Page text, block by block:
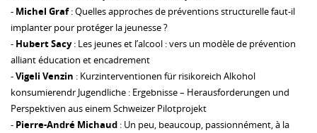
- Michel Graf: Quelles approches de préventions structurelle faut-il
implanter pour protéger la jeunesse ?
- Hubert Sacy: Les jeunes et l’alcool : vers un modèle de prévention
alliant éducation et encadrement
-Vigeli Venzin : Kurzinterventionen für risikoreich Alkohol
konsumierendr Jugendliche : Ergebnisse – Herausforderungen und
Perspektiven aus einem Schweizer Pilotprojekt
- Pierre-André Michaud : Un peu, beaucoup, passionnément, à la